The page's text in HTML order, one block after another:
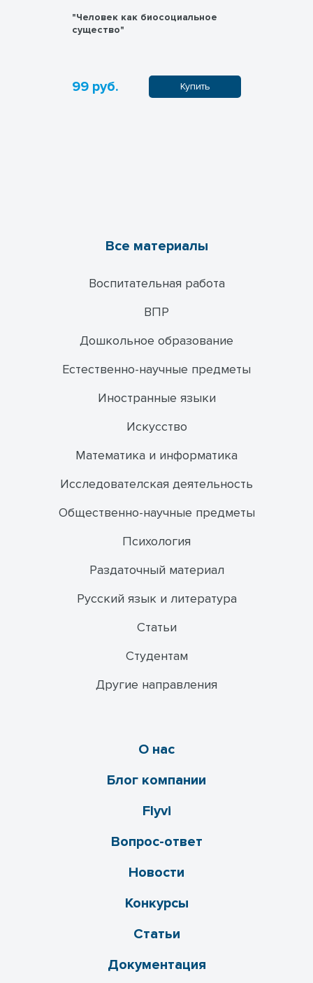
"Человек как биосоциальное
существо"
99 руб. Купить
Все материалы
Воспитательная работа
ВПР
Дошкольное образование
Естественно-научные предметы
Иностранные языки
Искусство
Математика и информатика
Исследователская деятельность
Общественно-научные предметы
Психология
Раздаточный материал
Русский язык и литература
Статьи
Студентам
Другие направления
О нас
Блог компании
Flyvi
Вопрос-ответ
Новости
Конкурсы
Статьи
Документация